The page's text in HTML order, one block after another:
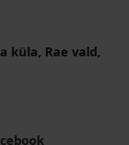
küla, Rae vald,